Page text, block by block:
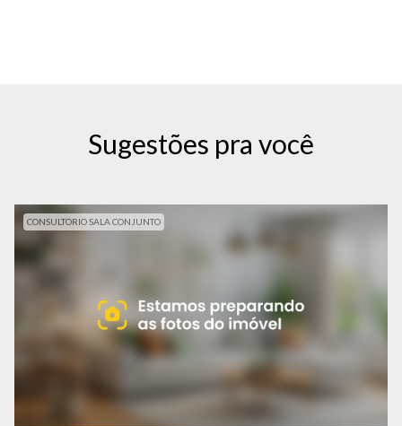
Sugestões pra você
CONSULTORIO SALA CONJUNTO